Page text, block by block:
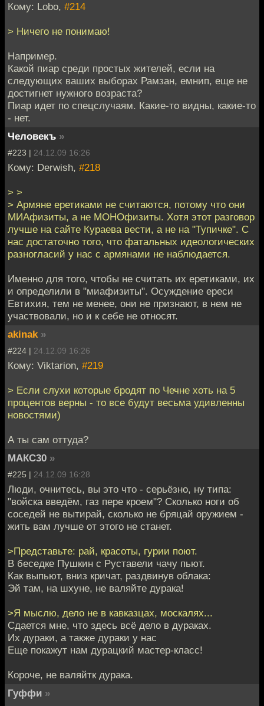
Кому: Lobo, #214
> Ничего не понимаю!
Например.
Какой пиар среди простых жителей, если на
следующих ваших выборах Рамзан, емнип, еще не
достигнет нужного возраста?
Пиар идет по спецслучаям. Какие-то видны, какие-то
- нет.
Человекъ »
#223 | 24.12.09 16:26
Кому: Derwish, #218
> >
> Армяне еретиками не считаются, потому что они
МИАфизиты, а не МОНОфизиты. Хотя этот разговор
лучше на сайте Кураева вести, а не на "Тупичке". С
нас достаточно того, что фатальных идеологических
разногласий у нас с армянами не наблюдается.
Именно для того, чтобы не считать их еретиками, их
и определили в "миафизиты". Осуждение ереси
Евтихия, тем не менее, они не признают, в нем не
участвовали, но и к себе не относят.
akinak »
#224 | 24.12.09 16:26
Кому: Viktarion, #219
> Если слухи которые бродят по Чечне хоть на 5
процентов верны - то все будут весьма удивленны
новостями)
А ты сам оттуда?
МАКС30 »
#225 | 24.12.09 16:28
Люди, очнитесь, вы это что - серьёзно, ну типа:
"войска введём, газ пере кроем"? Сколько ноги об
соседей не вытирай, сколько не бряцай оружием -
жить вам лучше от этого не станет.
>Представьте: рай, красоты, гурии поют.
В беседке Пушкин с Руставели чачу пьют.
Как выпьют, вниз кричат, раздвинув облака:
Эй там, на шхуне, не валяйте дурака!
>Я мыслю, дело не в кавказцах, москалях...
Сдается мне, что здесь всё дело в дураках.
Их дураки, а также дураки у нас
Еще покажут нам дурацкий мастер-класс!
Короче, не валяйтк дурака.
Гуффи »